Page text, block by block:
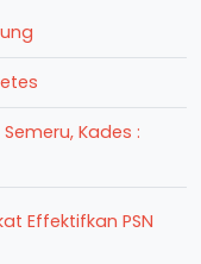
Kades :
Effektifkan PSN